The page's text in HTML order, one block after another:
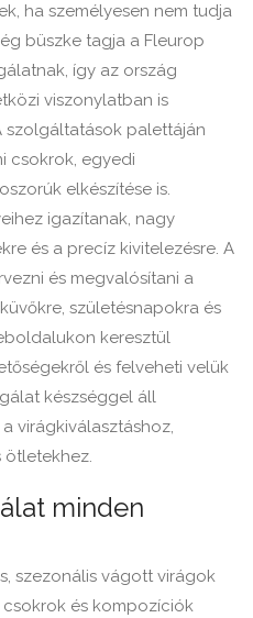
ha személyesen nem tudja
büszke tagja a Fleurop
így az ország
viszonylatban is
szolgáltatások palettáján
csokrok, egyedi
elkészítése is.
igazítanak, nagy
és a precíz kivitelezésre. A
és megvalósítani a
születésnapokra és
keresztül
és felveheti velük
készséggel áll
virágkiválasztáshoz,
minden
szezonális vágott virágok
és kompozíciók